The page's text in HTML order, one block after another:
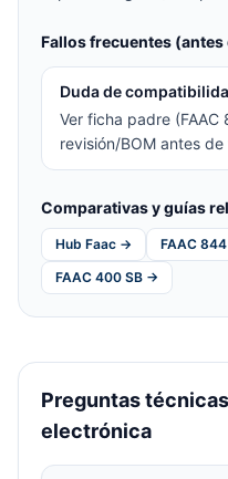
Fallos frecuentes
Duda de
Ver ficha padre
revisión/BOM antes
Comparativas y guías
Hub Faac → FAAC
FAAC 400 SB →
Preguntas
electrónica